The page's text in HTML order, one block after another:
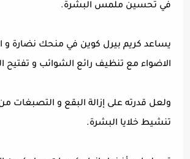
في تحسين ملمس البشرة.
يساعد كريم بيرل كوين في منحك نضارة
الاضواء مع تنظيف رائع الشوائب و تفتيح
ولعل قدرته على إزالة البقع و التصبغات
تنشيط خلايا البشرة.